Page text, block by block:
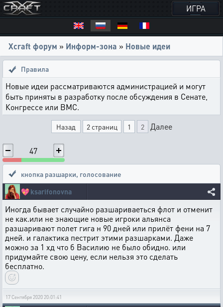
ИГРА
Xcraft форум » Информ-зона » Новые идеи
Правила
Новые идеи рассматриваются администрацией и могут
быть приняты в разработку после обсуждения в Сенате,
Конгрессе или ВМС.
Назад 2 страниц 1 2 Далее
47
кнопка разшарки, голосование
💖ksarifonovna
Иногда бывает случайно разшариваеться флот и отменит
не как.или не знающие новые игроки альянса
разшаривают полет гига н 90 дней или прилёт фени на 7
дней. и галактика пестрит этими разшарками. Даже
можно за 1 хд что б Василию не было обидно. или
придумайте свою цену, если нельзя это сделать
бесплатно.
17 Сентября 2020 20:01:41